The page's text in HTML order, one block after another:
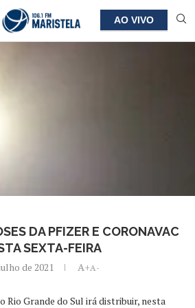
AO VIVO
DA PFIZER E CORONAVAC
SEXTA-FEIRA
de 2021 A+A-
Rio Grande do Sul irá distribuir, nesta